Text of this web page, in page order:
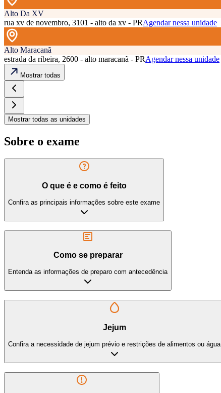
Alto Da XV
rua xv de novembro, 3101 - alto da xv - PRAgendar nessa unidade
Alto Maracanã
estrada da ribeira, 2600 - alto maracanã - PRAgendar nessa unidade
Mostrar todas
Mostrar todas as unidades
Sobre o exame
O que é e como é feito
Confira as principais informações sobre este exame
Como se preparar
Entenda as informações de preparo com antecedência
Jejum
Confira a necessidade de jejum prévio e restrições de alimentos ou água